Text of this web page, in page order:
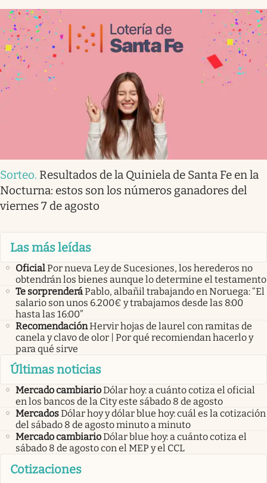
Sorteo. Resultados de la Quiniela de Santa Fe en la
Nocturna: estos son los números ganadores del
viernes 7 de agosto
Las más leídas
OficialPor nueva Ley de Sucesiones, los herederos no
obtendrán los bienes aunque lo determine el testamento
Te sorprenderáPablo, albañil trabajando en Noruega: “El
salario son unos 6.200€ y trabajamos desde las 8:00
hasta las 16:00”
RecomendaciónHervir hojas de laurel con ramitas de
canela y clavo de olor | Por qué recomiendan hacerlo y
para qué sirve
Últimas noticias
Mercado cambiarioDólar hoy: a cuánto cotiza el oficial
en los bancos de la City este sábado 8 de agosto
MercadosDólar hoy y dólar blue hoy: cuál es la cotización
del sábado 8 de agosto minuto a minuto
Mercado cambiarioDólar blue hoy: a cuánto cotiza el
sábado 8 de agosto con el MEP y el CCL
Cotizaciones